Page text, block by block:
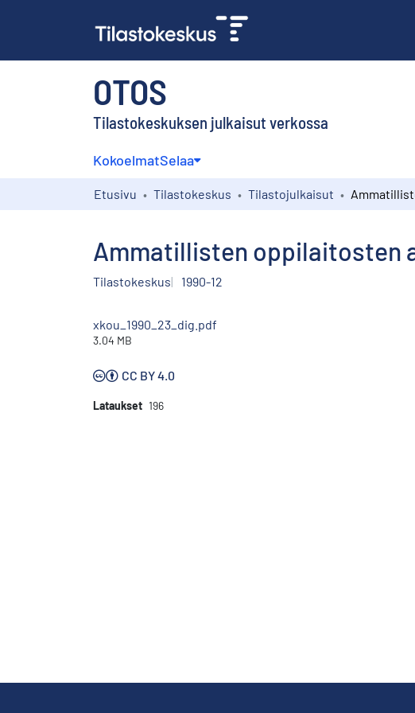
OTOS
Tilastokeskuksen julkaisut verkossa
KokoelmatSelaa
Etusivu Tilastokeskus Tilastojulkaisut
Ammatillisten oppilaitosten
Tilastokeskus 1990-12
xkou_1990_23_dig.pdf
3.04 MB
CC BY 4.0
Lataukset 196